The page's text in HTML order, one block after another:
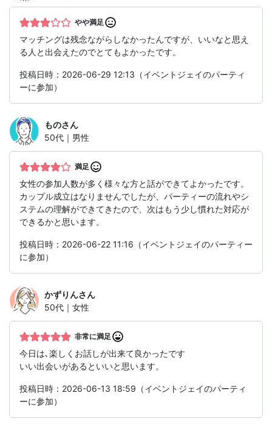
やや満足
マッチングは残念ながらしなかったんですが、いいなと思え
る人と出会えたのでとてもよかったです。
投稿日時：2026-06-29 12:13（イベントジェイのパーティ
ーに参加）
ものさん
50代｜男性
満足
女性の参加人数が多く様々な方と話ができてよかったです。
カップル成立はなりませんでしたが、パーティーの流れやシ
ステムの理解ができてきたので、次はもう少し慣れた対応が
できるかと思います。
投稿日時：2026-06-22 11:16（イベントジェイのパーティー
に参加）
かずりんさん
50代｜女性
非常に満足
今日は､楽しくお話しが出来て良かったです
いい出会いがあるといいと思います。
投稿日時：2026-06-13 18:59（イベントジェイのパーティ
ーに参加）